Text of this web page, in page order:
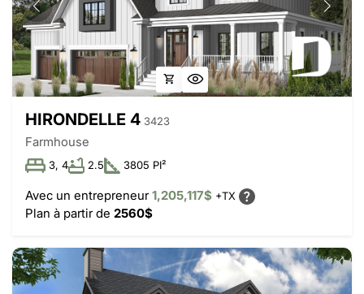
HIRONDELLE 4 3423
Farmhouse
3, 4 2.5 3805 PI²
Avec un entrepreneur1,205,117$ +TX
Plan à partir de 2560$